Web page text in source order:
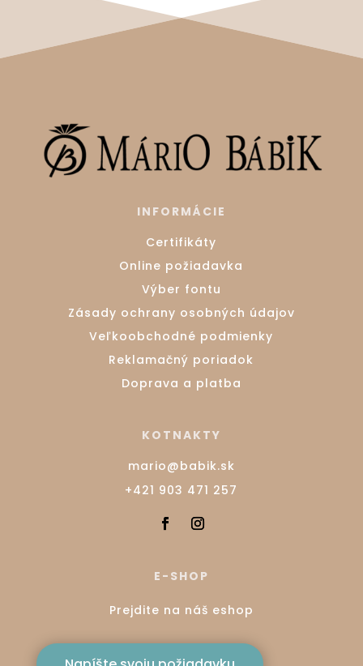
INFORMÁCIE
Certifikáty
Online požiadavka
Výber fontu
Zásady ochrany osobných údajov
Veľkoobchodné podmienky
Reklamačný poriadok
Doprava a platba
KOTNAKTY
mario@babik.sk
+421 903 471 257
E-SHOP
Prejdite na náš eshop